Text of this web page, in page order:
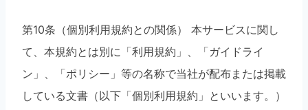
第10条（個別利用規約との関係） 本サービスに関し
て、本規約とは別に「利用規約」、「ガイドライ
ン」、「ポリシー」等の名称で当社が配布または掲載
している文書（以下「個別利用規約」といいます。）